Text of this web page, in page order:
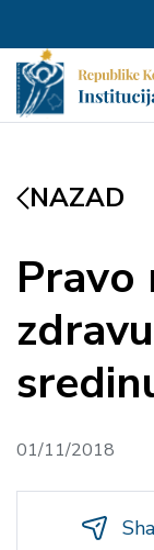
NAZAD
Pravo
01/11/2018